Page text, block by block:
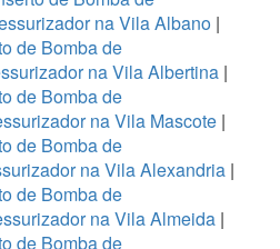
na Vila Albano |
de Bomba de
na Vila Albertina|
de Bomba de
na Vila Mascote|
de Bomba de
na Vila Alexandria |
de Bomba de
na Vila Almeida |
de Bomba de